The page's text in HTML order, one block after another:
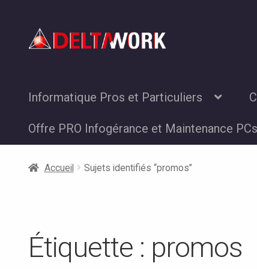
Aller
à
Aller
au
Informatique Pros et Particuliers
Offre PRO Infogérance et Maintenance PCs
Accueil Sujets identifiés “promos”
Étiquette : promos